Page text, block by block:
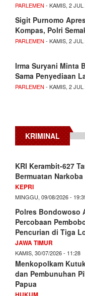
PARLEMEN - KAMIS, 2 JUL
Sigit Purnomo
Kompas, Polri
PARLEMEN - KAMIS, 2 JUL
Irma Suryani Minta
Sama Penyediaan
PARLEMEN - KAMIS, 2 JUL
KRIMINAL
KRI Kerambit-627
Bermuatan Narkoba
KEPRI
MINGGU, 09/08/2026 -
Polres Bondowoso
Percobaan
Pencurian di Tiga
JAWA TIMUR
KAMIS, 30/07/2026 - 11:28
Menkopolkam
dan Pembunuhan
Papua